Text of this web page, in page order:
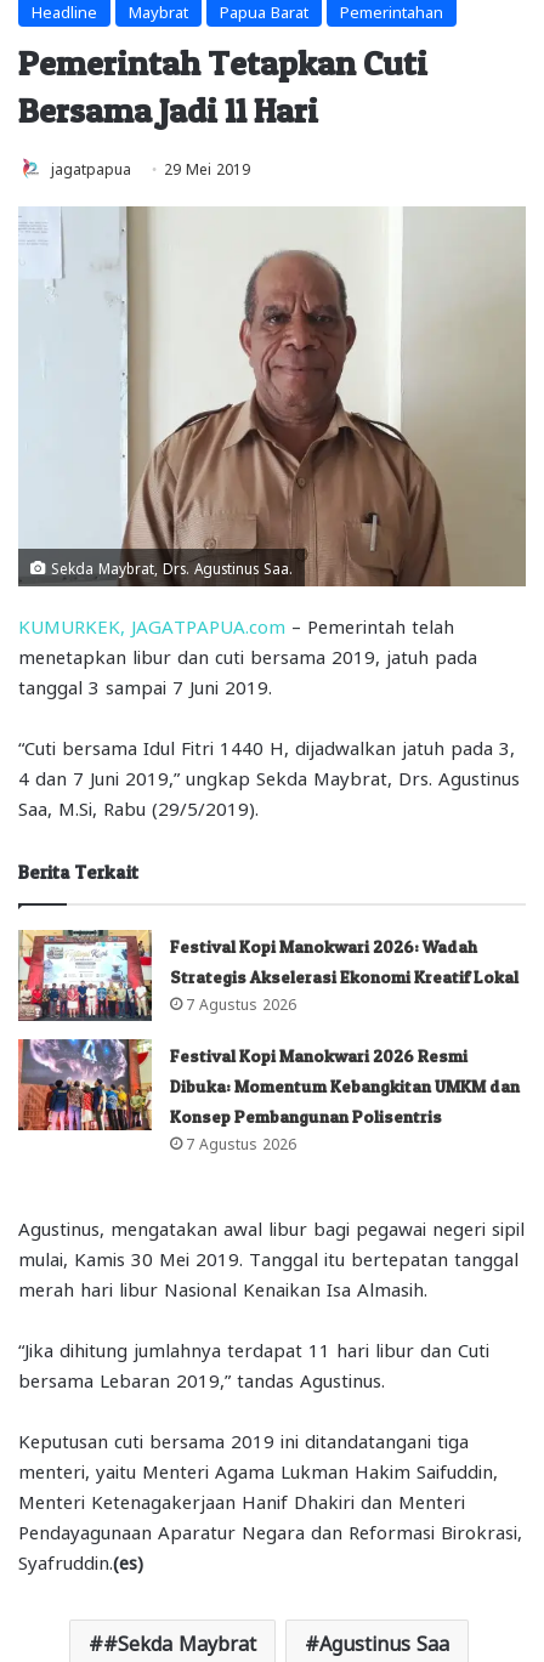
Headline Maybrat Papua Barat Pemerintahan
Pemerintah Tetapkan Cuti
Bersama Jadi 11 Hari
jagatpapua 29 Mei 2019
Sekda Maybrat, Drs. Agustinus Saa.
KUMURKEK, JAGATPAPUA.com – Pemerintah telah
menetapkan libur dan cuti bersama 2019, jatuh pada
tanggal 3 sampai 7 Juni 2019.
“Cuti bersama Idul Fitri 1440 H, dijadwalkan jatuh pada 3,
4 dan 7 Juni 2019,” ungkap Sekda Maybrat, Drs. Agustinus
Saa, M.Si, Rabu (29/5/2019).
Berita Terkait
Festival Kopi Manokwari 2026: Wadah
Strategis Akselerasi Ekonomi Kreatif Lokal
7 Agustus 2026
Festival Kopi Manokwari 2026 Resmi
Dibuka: Momentum Kebangkitan UMKM dan
Konsep Pembangunan Polisentris
7 Agustus 2026
Agustinus, mengatakan awal libur bagi pegawai negeri sipil
mulai, Kamis 30 Mei 2019. Tanggal itu bertepatan tanggal
merah hari libur Nasional Kenaikan Isa Almasih.
“Jika dihitung jumlahnya terdapat 11 hari libur dan Cuti
bersama Lebaran 2019,” tandas Agustinus.
Keputusan cuti bersama 2019 ini ditandatangani tiga
menteri, yaitu Menteri Agama Lukman Hakim Saifuddin,
Menteri Ketenagakerjaan Hanif Dhakiri dan Menteri
Pendayagunaan Aparatur Negara dan Reformasi Birokrasi,
Syafruddin. (es)
#Sekda Maybrat Agustinus Saa